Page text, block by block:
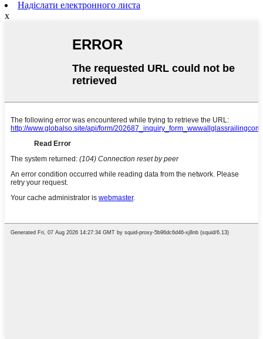
Надіслати електронного листа
x